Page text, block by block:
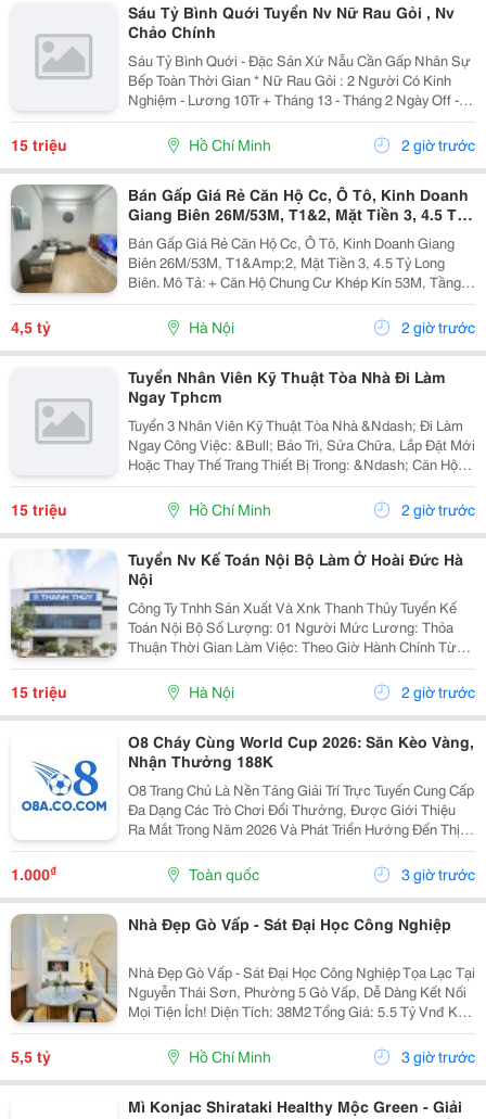
Sáu Tỷ Bình Quới Tuyển Nv Nữ Rau Gỏi , Nv
Chảo Chính
Sáu Tỷ Bình Quới - Đặc Sản Xứ Nẫu Cần Gấp Nhân Sự
Bếp Toàn Thời Gian * Nữ Rau Gỏi : 2 Người Có Kinh
Nghiệm - Lương 10Tr + Tháng 13 - Tháng 2 Ngày Off -
Lễ X 2 - Được Nghỉ Tết Nđ * Chảo Chính : 2 Người Có
Kinh Nghiệm + Sức Khỏe Tốt...
15 triệu Hồ Chí Minh 2 giờ trước
Bán Gấp Giá Rẻ Căn Hộ Cc, Ô Tô, Kinh Doanh
Giang Biên 26M/53M, T1&2, Mặt Tiền 3, 4.5 Tỷ
Long Biên.
Bán Gấp Giá Rẻ Căn Hộ Cc, Ô Tô, Kinh Doanh Giang
Biên 26M/53M, T1&Amp;2, Mặt Tiền 3, 4.5 Tỷ Long
Biên. Mô Tả: + Căn Hộ Chung Cư Khép Kín 53M, Tầng 1
Và 2 Đế Căn Hộ Chung Cư, Đất Sổ Đỏ Lâu Dài. + Kinh
Doanh Bất Chấp Các Loại Hình, Quỹ Đất Rộng...
4,5 tỷ Hà Nội 2 giờ trước
Tuyển Nhân Viên Kỹ Thuật Tòa Nhà Đi Làm
Ngay Tphcm
Tuyển 3 Nhân Viên Kỹ Thuật Tòa Nhà &Ndash; Đi Làm
Ngay Công Việc: &Bull; Bảo Trì, Sửa Chữa, Lắp Đặt Mới
Hoặc Thay Thế Trang Thiết Bị Trong: &Ndash; Căn Hộ
Dịch Vụ &Ndash; Nhà Trọ, Chung Cư Mini &Bull; Kiểm
Tra Và Xử Lý Sự Cố Phát Sinh...
15 triệu Hồ Chí Minh 2 giờ trước
Tuyển Nv Kế Toán Nội Bộ Làm Ở Hoài Đức Hà
Nội
Công Ty Tnhh Sản Xuất Và Xnk Thanh Thủy Tuyển Kế
Toán Nội Bộ Số Lượng: 01 Người Mức Lương: Thỏa
Thuận Thời Gian Làm Việc: Theo Giờ Hành Chính Từ
Thứ 2 Đến Thứ 7. Nội Dung Công Việc: - Làm Hợp Đồng
Mua Bán, Tính Lương Nhân Viên, Hợp...
15 triệu Hà Nội 2 giờ trước
O8 Cháy Cùng World Cup 2026: Săn Kèo Vàng,
Nhận Thưởng 188K
O8 Trang Chủ Là Nền Tảng Giải Trí Trực Tuyến Cung Cấp
Đa Dạng Các Trò Chơi Đổi Thưởng, Được Giới Thiệu
Ra Mắt Trong Năm 2026 Và Phát Triển Hướng Đến Thị
Trường Châu Á. Theo Thông Tin Từ Nền Tảng, O8 Hoạt
Động Theo Các Tiêu Chuẩn Áp Dụng Trong Lĩnh...
1.000₫ Toàn quốc 3 giờ trước
Nhà Đẹp Gò Vấp - Sát Đại Học Công Nghiệp
Nhà Đẹp Gò Vấp - Sát Đại Học Công Nghiệp Tọa Lạc Tại
Nguyễn Thái Sơn, Phường 5 Gò Vấp, Dễ Dàng Kết Nối
Mọi Tiện Ích! Diện Tích: 38M2 Tổng Giá: 5.5 Tỷ Vnđ Kết
Cấu: Nhà 1 Trệt 2 Lầu Kiên Cố, 3Pn, 3Wc, Ban Công,
Sân Thượng Thoáng Mát, Sẵn Sàng Dọn...
5,5 tỷ Hồ Chí Minh 3 giờ trước
Mì Konjac Shirataki Healthy Mộc Green - Giải